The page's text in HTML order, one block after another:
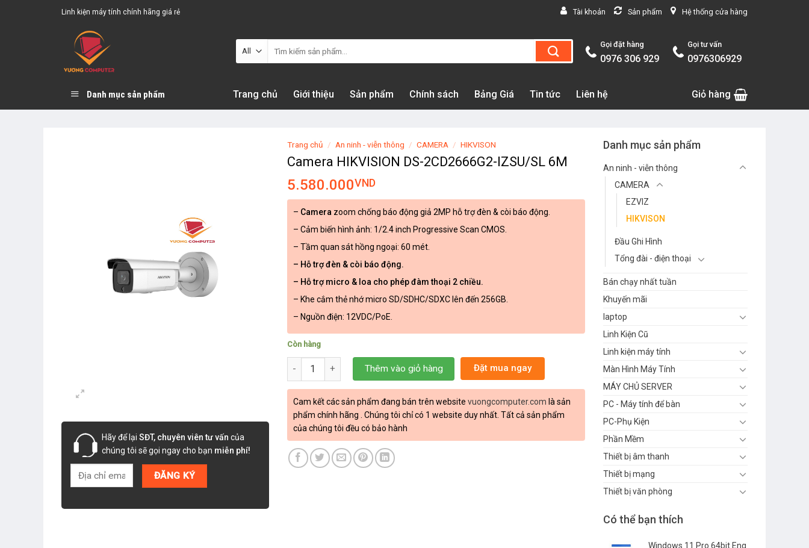
Linh kiện máy tính chính hãng giá rẻ Tài khoản Sản phẩm Hệ thống cửa hàng
Gọi đặt hàng
0976 306 929
Gọi tư vấn
0976306929
Danh mục sản phẩm Trang chủ Giới thiệu Sản phẩm Chính sách Bảng Giá Tin tức Liên hệ Giỏ hàng
Danh mục sản phẩm
An ninh - viễn thông
CAMERA
EZVIZ
HIKVISON
Đầu Ghi Hình
Tổng đài - điện thoại
Bán chạy nhất tuần
Khuyến mãi
laptop
Linh Kiện Cũ
Linh kiện máy tính
Màn Hình Máy Tính
MÁY CHỦ SERVER
PC - Máy tính để bàn
PC-Phụ Kiện
Phần Mềm
Thiết bị âm thanh
Thiết bị mạng
Thiết bị văn phòng
Có thể bạn thích
Windows 11 Pro 64bit Eng
Hãy để lại SĐT, chuyên viên tư vấn của
chúng tôi sẽ gọi ngay cho bạn miễn phí!
Trang chủ / An ninh - viễn thông / CAMERA / HIKVISON
Camera HIKVISION DS-2CD2666G2-IZSU/SL 6M
5.580.000VND
– Camera zoom chống báo động giả 2MP hỗ trợ đèn & còi báo động.
– Cảm biến hình ảnh: 1/2.4 inch Progressive Scan CMOS.
– Tầm quan sát hồng ngoại: 60 mét.
– Hỗ trợ đèn & còi báo động.
– Hỗ trợ micro & loa cho phép đàm thoại 2 chiều.
– Khe cắm thẻ nhớ micro SD/SDHC/SDXC lên đến 256GB.
– Nguồn điện: 12VDC/PoE.
Còn hàng
Camera HIKVISION DS-2CD2666G2-IZSU/SL 6M số lượng
Thêm vào giỏ hàng Đặt mua ngay
Cam kết các sản phẩm đang bán trên website vuongcomputer.com là sản
phẩm chính hãng . Chúng tôi chỉ có 1 website duy nhất. Tất cả sản phẩm
của chúng tôi đều có bảo hành